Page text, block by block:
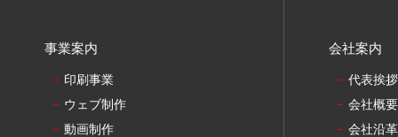
事業案内
印刷事業
ウェブ制作
動画制作
会社案内
代表挨拶
会社概要
会社沿革